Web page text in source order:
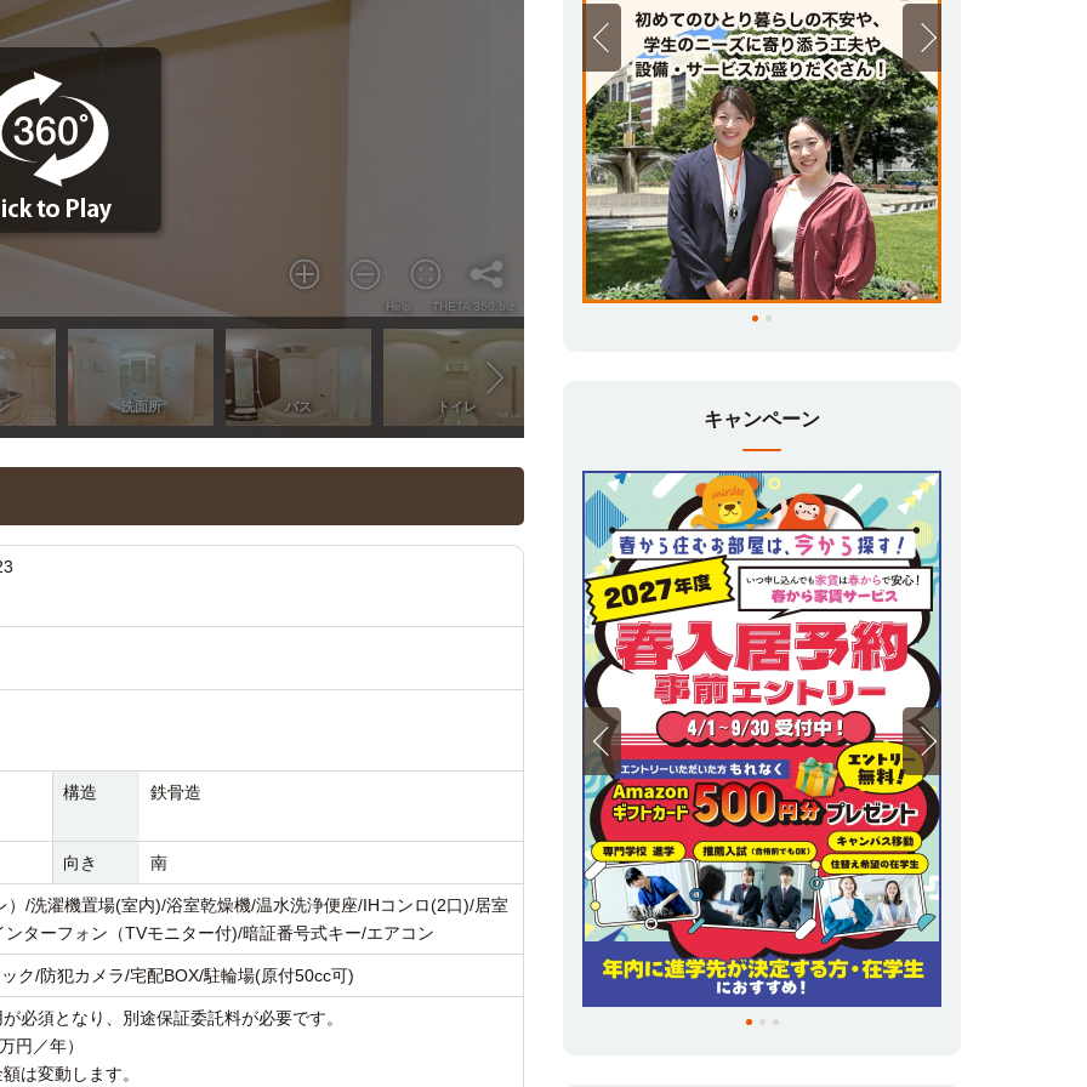
構造 鉄骨造
向き 南
/洗濯機置場(室内)/浴室乾燥機/温水洗浄便座/IHコンロ(2口)/居室
ターフォン（TVモニター付)/暗証番号式キー/エアコン
ク/防犯カメラ/宅配BOX/駐輪場(原付50cc可)
必須となり、別途保証委託料が必要です。
円／年）
は変動します。
キャンペーン